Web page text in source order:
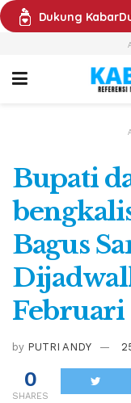
Dukung
Bupati
Bagus
Februari
by PUTRI ANDY
0
SHARES